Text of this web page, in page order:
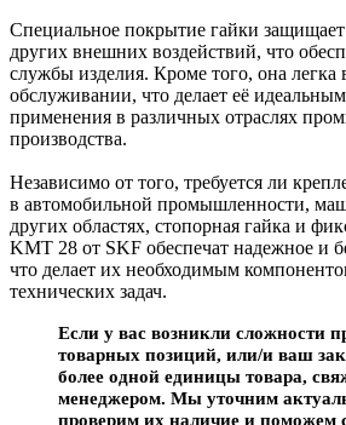
Специальное покрытие гайки защищает
других внешних воздействий, что
службы изделия. Кроме того, она легка
обслуживании, что делает её
применения в различных отраслях
производства.
Независимо от того, требуется ли
в автомобильной промышленности,
других областях, стопорная гайка и
KMT 28 от SKF обеспечат надежное и
что делает их необходимым
технических задач.
Если у вас возникли сложности
товарных позиций, или/и ваш
более одной единицы товара,
менеджером. Мы уточним
проверим их наличие и поможем